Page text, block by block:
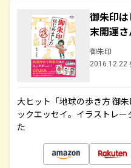
御朱印
末開運
御朱印
2016.12.22
大ヒット「地球の歩き方 御
ックエッセイ。イラストレ
た